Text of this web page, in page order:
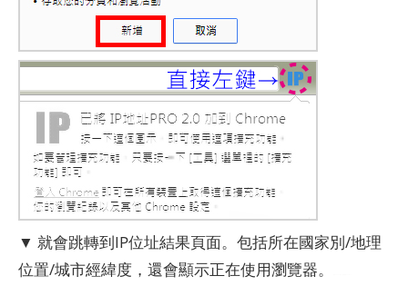
▼ 就會跳轉到IP位址結果頁面。包括所在國家別/地理
位置/城市經緯度，還會顯示正在使用瀏覽器。